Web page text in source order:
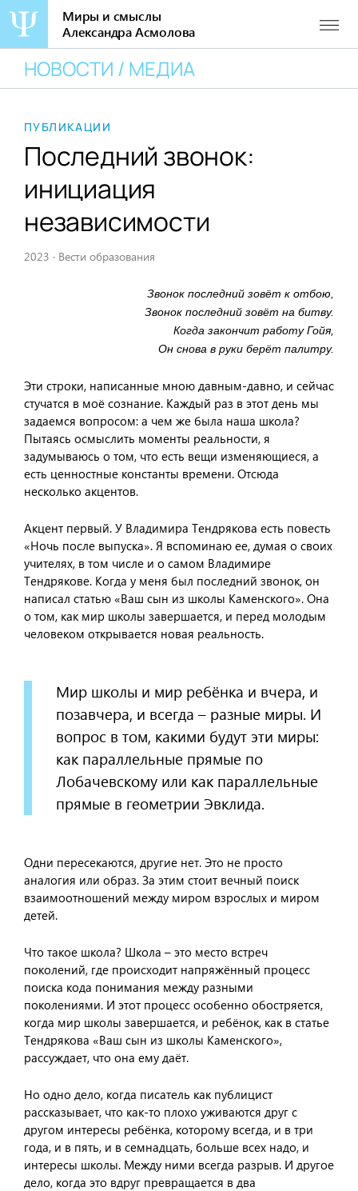
содержанию
Миры и смыслы
Александра Асмолова
НОВОСТИ / МЕДИА
ПУБЛИКАЦИИ
Последний звонок:
инициация
независимости
2023 · Вести образования
Звонок последний зовёт к отбою,
Звонок последний зовёт на битву.
Когда закончит работу Гойя,
Он снова в руки берёт палитру.
Эти строки, написанные мною давным-давно, и сейчас
стучатся в моё сознание. Каждый раз в этот день мы
задаемся вопросом: а чем же была наша школа?
Пытаясь осмыслить моменты реальности, я
задумываюсь о том, что есть вещи изменяющиеся, а
есть ценностные константы времени. Отсюда
несколько акцентов.
Акцент первый. У Владимира Тендрякова есть повесть
«Ночь после выпуска». Я вспоминаю ее, думая о своих
учителях, в том числе и о самом Владимире
Тендрякове. Когда у меня был последний звонок, он
написал статью «Ваш сын из школы Каменского». Она
о том, как мир школы завершается, и перед молодым
человеком открывается новая реальность.
Мир школы и мир ребёнка и вчера, и
позавчера, и всегда – разные миры. И
вопрос в том, какими будут эти миры:
как параллельные прямые по
Лобачевскому или как параллельные
прямые в геометрии Эвклида.
Одни пересекаются, другие нет. Это не просто
аналогия или образ. За этим стоит вечный поиск
взаимоотношений между миром взрослых и миром
детей.
Что такое школа? Школа – это место встреч
поколений, где происходит напряжённый процесс
поиска кода понимания между разными
поколениями. И этот процесс особенно обостряется,
когда мир школы завершается, и ребёнок, как в статье
Тендрякова «Ваш сын из школы Каменского»,
рассуждает, что она ему даёт.
Но одно дело, когда писатель как публицист
рассказывает, что как-то плохо уживаются друг с
другом интересы ребёнка, которому всегда, и в три
года, и в пять, и в семнадцать, больше всех надо, и
интересы школы. Между ними всегда разрыв. И другое
дело, когда это вдруг превращается в два